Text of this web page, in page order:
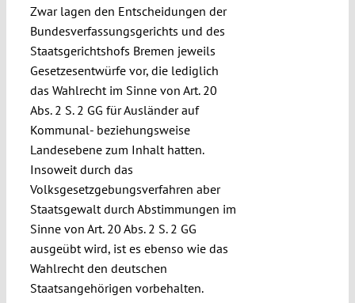
Zwar lagen den Entscheidungen der
Bundesverfassungsgerichts und des
Staatsgerichtshofs Bremen jeweils
Gesetzesentwürfe vor, die lediglich
das Wahlrecht im Sinne von Art. 20
Abs. 2 S. 2 GG für Ausländer auf
Kommunal- beziehungsweise
Landesebene zum Inhalt hatten.
Insoweit durch das
Volksgesetzgebungsverfahren aber
Staatsgewalt durch Abstimmungen im
Sinne von Art. 20 Abs. 2 S. 2 GG
ausgeübt wird, ist es ebenso wie das
Wahlrecht den deutschen
Staatsangehörigen vorbehalten.